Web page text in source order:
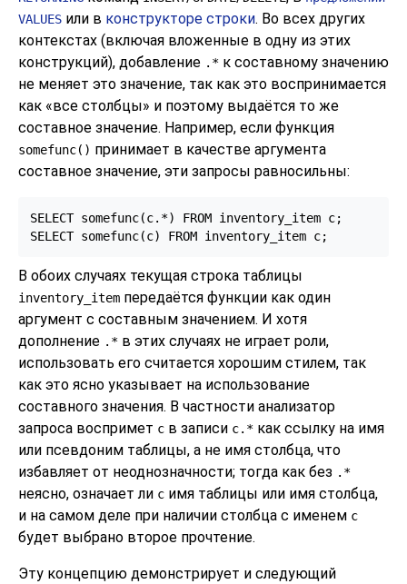
VALUES или в конструкторе строки. Во всех других
контекстах (включая вложенные в одну из этих
конструкций), добавление .* к составному значению
не меняет это значение, так как это воспринимается
как «все столбцы» и поэтому выдаётся то же
составное значение. Например, если функция
somefunc() принимает в качестве аргумента
составное значение, эти запросы равносильны:
SELECT somefunc(c.*) FROM inventory_item c;
SELECT somefunc(c) FROM inventory_item c;
В обоих случаях текущая строка таблицы
inventory_item передаётся функции как один
аргумент с составным значением. И хотя
дополнение .* в этих случаях не играет роли,
использовать его считается хорошим стилем, так
как это ясно указывает на использование
составного значения. В частности анализатор
запроса воспримет c в записи c.* как ссылку на имя
или псевдоним таблицы, а не имя столбца, что
избавляет от неоднозначности; тогда как без .*
неясно, означает ли c имя таблицы или имя столбца,
и на самом деле при наличии столбца с именем c
будет выбрано второе прочтение.
Эту концепцию демонстрирует и следующий